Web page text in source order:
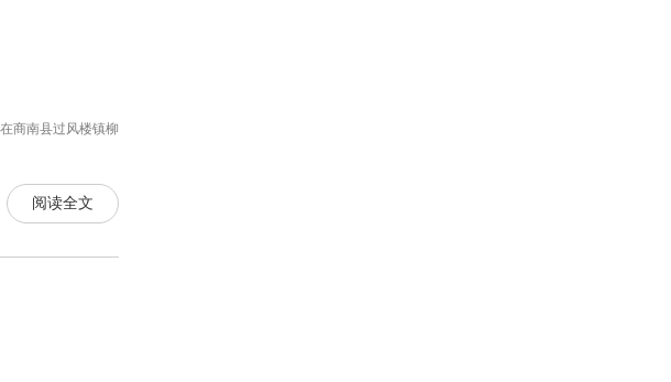
商南县过风楼镇柳
阅读全文